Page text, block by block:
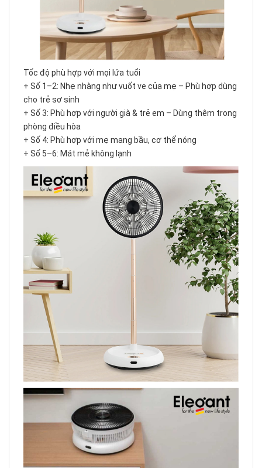
Tốc độ phù hợp với mọi lứa tuổi
+ Số 1–2: Nhẹ nhàng như vuốt ve của mẹ – Phù hợp dùng
cho trẻ sơ sinh
+ Số 3: Phù hợp với người già & trẻ em – Dùng thêm trong
phòng điều hòa
+ Số 4: Phù hợp với mẹ mang bầu, cơ thể nóng
+ Số 5–6: Mát mẻ không lạnh